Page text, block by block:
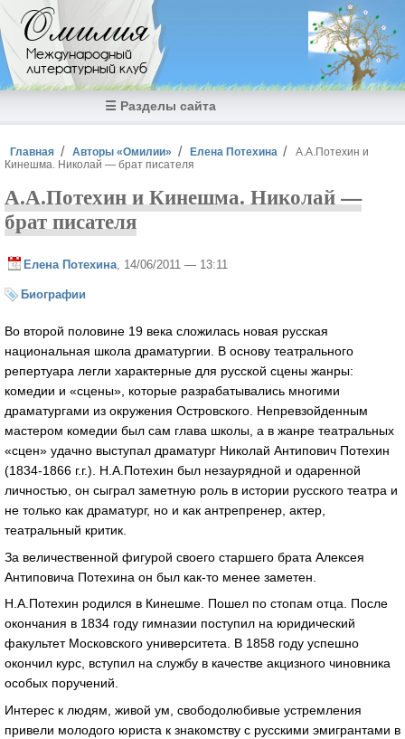
Перейти к основному содержанию
Омилия
Международный
литературный клуб
☰ Разделы сайта
Вы здесь
Главная Авторы «Омилии» Елена Потехина
А.А.Потехин и
Кинешма. Николай — брат писателя
А.А.Потехин и Кинешма. Николай —
брат писателя
Елена Потехина , 14/06/2011 — 13:11
Биографии
Во второй половине 19 века сложилась новая русская
национальная школа драматургии. В основу театрального
репертуара легли характерные для русской сцены жанры:
комедии и «сцены», которые разрабатывались многими
драматургами из окружения Островского. Непревзойденным
мастером комедии был сам глава школы, а в жанре театральных
«сцен» удачно выступал драматург Николай Антипович Потехин
(1834-1866 г.г.). Н.А.Потехин был незаурядной и одаренной
личностью, он сыграл заметную роль в истории русского театра и
не только как драматург, но и как антрепренер, актер,
театральный критик.
За величественной фигурой своего старшего брата Алексея
Антиповича Потехина он был как-то менее заметен.
Н.А.Потехин родился в Кинешме. Пошел по стопам отца. После
окончания в 1834 году гимназии поступил на юридический
факультет Московского университета. В 1858 году успешно
окончил курс, вступил на службу в качестве акцизного чиновника
особых поручений.
Интерес к людям, живой ум, свободолюбивые устремления
привели молодого юриста к знакомству с русскими эмигрантами в